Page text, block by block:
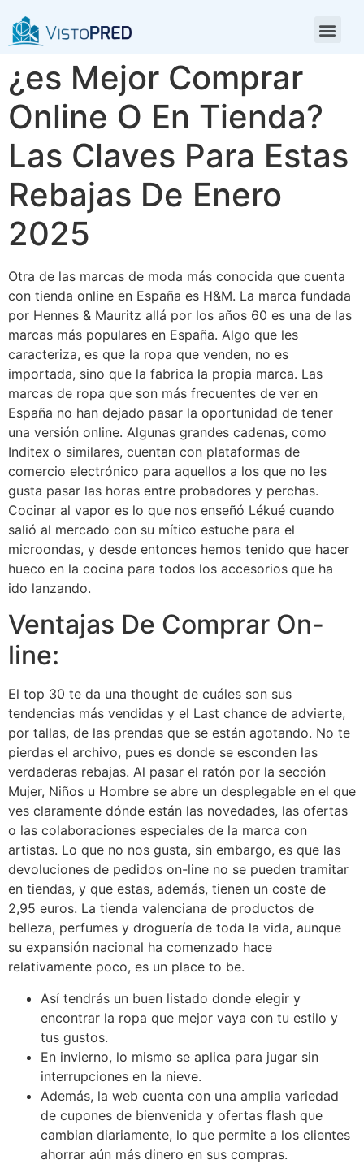
esta tienda online 12
¿es Mejor Comprar
Online O En Tienda?
Las Claves Para Estas
Rebajas De Enero
2025
Otra de las marcas de moda más conocida que cuenta
con tienda online en España es H&M. La marca fundada
por Hennes & Mauritz allá por los años 60 es una de las
marcas más populares en España. Algo que les
caracteriza, es que la ropa que venden, no es
importada, sino que la fabrica la propia marca. Las
marcas de ropa que son más frecuentes de ver en
España no han dejado pasar la oportunidad de tener
una versión online. Algunas grandes cadenas, como
Inditex o similares, cuentan con plataformas de
comercio electrónico para aquellos a los que no les
gusta pasar las horas entre probadores y perchas.
Cocinar al vapor es lo que nos enseñó Lékué cuando
salió al mercado con su mítico estuche para el
microondas, y desde entonces hemos tenido que hacer
hueco en la cocina para todos los accesorios que ha
ido lanzando.
Ventajas De Comprar On-
line:
El top 30 te da una thought de cuáles son sus
tendencias más vendidas y el Last chance de advierte,
por tallas, de las prendas que se están agotando. No te
pierdas el archivo, pues es donde se esconden las
verdaderas rebajas. Al pasar el ratón por la sección
Mujer, Niños u Hombre se abre un desplegable en el que
ves claramente dónde están las novedades, las ofertas
o las colaboraciones especiales de la marca con
artistas. Lo que no nos gusta, sin embargo, es que las
devoluciones de pedidos on-line no se pueden tramitar
en tiendas, y que estas, además, tienen un coste de
2,95 euros. La tienda valenciana de productos de
belleza, perfumes y droguería de toda la vida, aunque
su expansión nacional ha comenzado hace
relativamente poco, es un place to be.
Así tendrás un buen listado donde elegir y
encontrar la ropa que mejor vaya con tu estilo y
tus gustos.
En invierno, lo mismo se aplica para jugar sin
interrupciones en la nieve.
Además, la web cuenta con una amplia variedad
de cupones de bienvenida y ofertas flash que
cambian diariamente, lo que permite a los clientes
ahorrar aún más dinero en sus compras.